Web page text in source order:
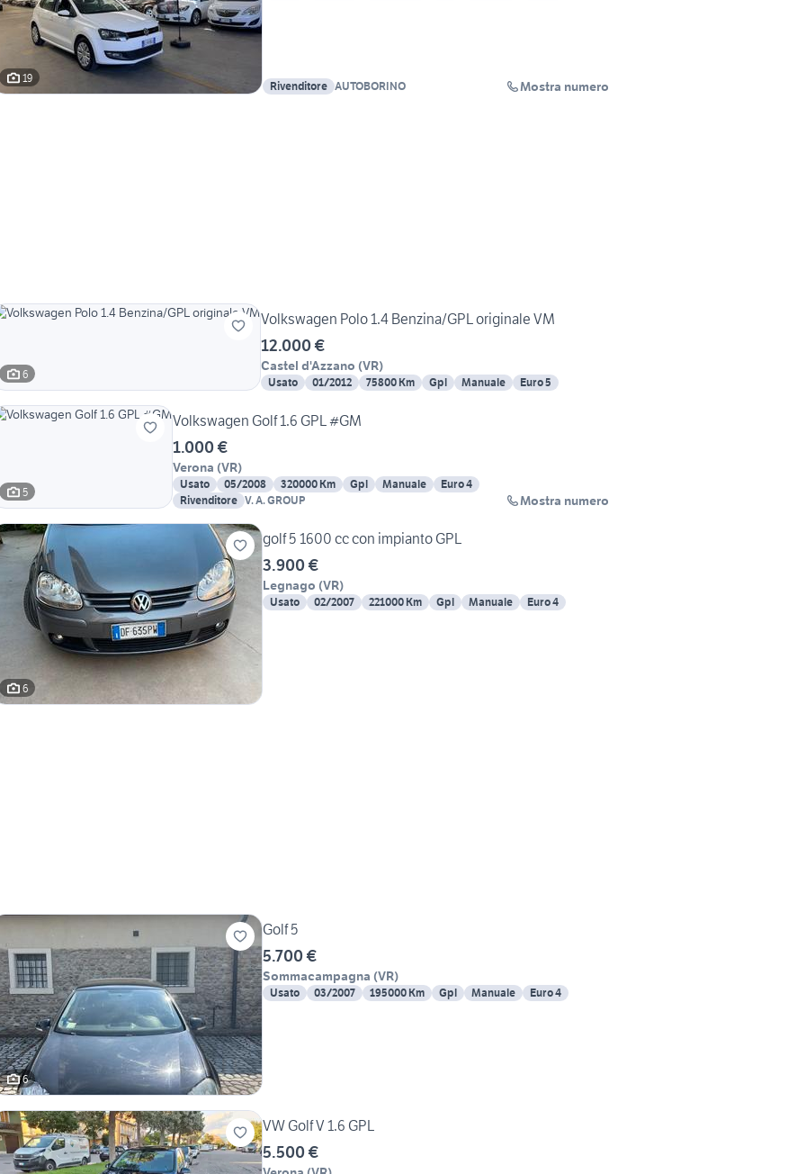
19
Rivenditore AUTOBORINO Mostra numero
6
Volkswagen Polo 1.4 Benzina/GPL originale VM
12.000 €
Castel d'Azzano (VR)
Usato 01/2012 75800 Km Gpl Manuale Euro 5
5
Volkswagen Golf 1.6 GPL #GM
1.000 €
Verona (VR)
Usato 05/2008 320000 Km Gpl Manuale
Euro 4
Rivenditore V. A. GROUP Mostra numero
6
golf 5 1600 cc con impianto GPL
3.900 €
Legnago (VR)
Usato 02/2007 221000 Km Gpl Manuale Euro 4
6
Golf 5
5.700 €
Sommacampagna (VR)
Usato 03/2007 195000 Km Gpl Manuale Euro 4
VW Golf V 1.6 GPL
5.500 €